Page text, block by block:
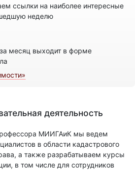
ссылки на наиболее интересные
неделю
месяц выходит в форме
деятельность
МИИГАиК мы ведем
в области кадастрового
а также разрабатываем курсы
в том числе для сотрудников